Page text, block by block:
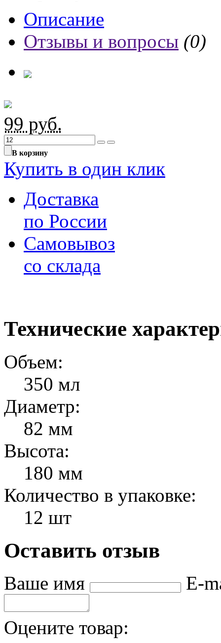
Описание
Отзывы и вопросы (0)
99 руб.
В корзину
Купить в один клик
Доставка
по России
Самовывоз
со склада
Технические
Объем:
350 мл
Диаметр:
82 мм
Высота:
180 мм
Количество в упаковке:
12 шт
Оставить отзыв
Ваше имя E-
Оцените товар: